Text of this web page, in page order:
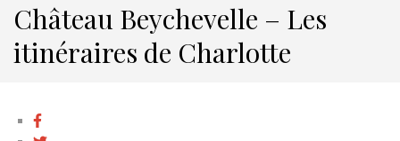
Château Beychevelle – Les
itinéraires de Charlotte